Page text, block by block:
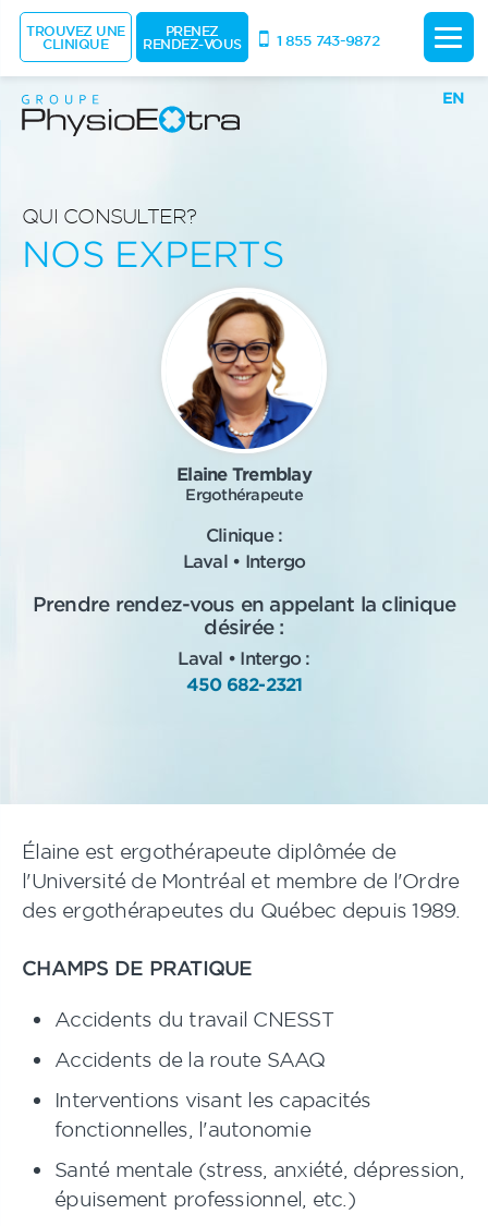
EN
QUI CONSULTER?
NOS EXPERTS
Elaine Tremblay
Ergothérapeute
Clinique :
Laval • Intergo
Prendre rendez-vous en appelant la clinique
désirée :
Laval • Intergo :
450 682-2321
Élaine est ergothérapeute diplômée de
l'Université de Montréal et membre de l'Ordre
des ergothérapeutes du Québec depuis 1989.
CHAMPS DE PRATIQUE
Accidents du travail CNESST
Accidents de la route SAAQ
Interventions visant les capacités
fonctionnelles, l'autonomie
Santé mentale (stress, anxiété, dépression,
épuisement professionnel, etc.)
TROUVEZ UNE
CLINIQUE
PRENEZ
RENDEZ-VOUS 1 855 743-9872